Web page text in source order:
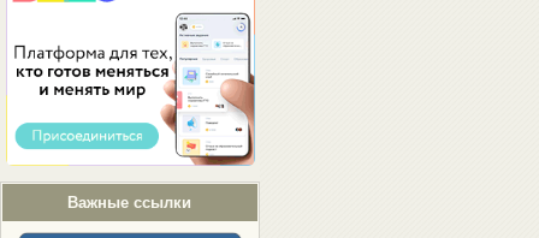
Важные ссылки